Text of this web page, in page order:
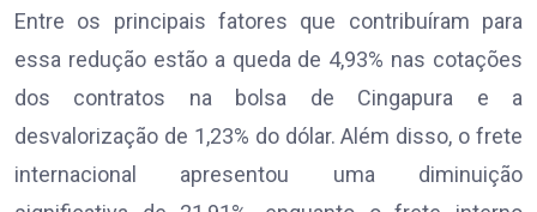
Entre os principais fatores que contribuíram para
essa redução estão a queda de 4,93% nas cotações
dos contratos na bolsa de Cingapura e a
desvalorização de 1,23% do dólar. Além disso, o frete
internacional apresentou uma diminuição